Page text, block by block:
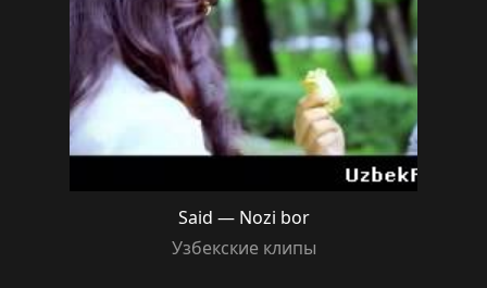
Said — Nozi bor
Узбекские клипы